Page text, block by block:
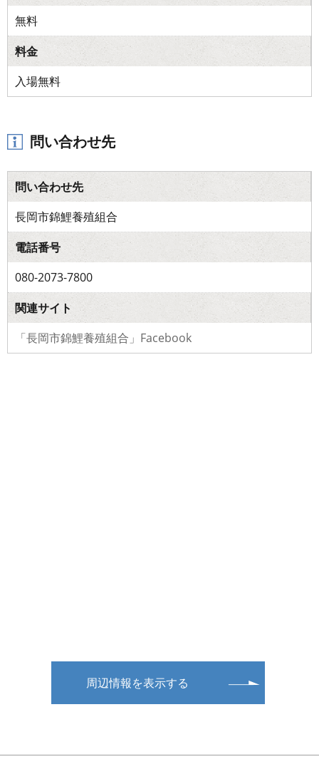
無料
料金
入場無料
問い合わせ先
問い合わせ先
長岡市錦鯉養殖組合
電話番号
080-2073-7800
関連サイト
「長岡市錦鯉養殖組合」Facebook
周辺情報を表示する